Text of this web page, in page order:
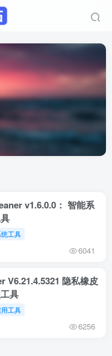
v1.6.0.0： 智能系
统工具
6041
V6.21.4.5321 隐私橡皮
具
工具
6256